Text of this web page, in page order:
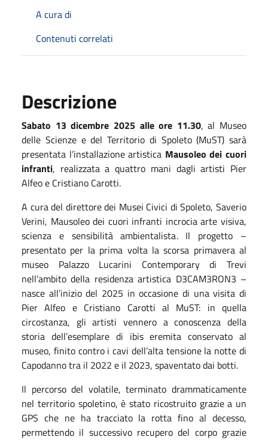
A cura di
Contenuti correlati
Descrizione
Sabato 13 dicembre 2025 alle ore 11.30, al Museo
delle Scienze e del Territorio di Spoleto (MuST) sarà
presentata l’installazione artistica Mausoleo dei cuori
infranti, realizzata a quattro mani dagli artisti Pier
Alfeo e Cristiano Carotti.
A cura del direttore dei Musei Civici di Spoleto, Saverio
Verini, Mausoleo dei cuori infranti incrocia arte visiva,
scienza e sensibilità ambientalista. Il progetto –
presentato per la prima volta la scorsa primavera al
museo Palazzo Lucarini Contemporary di Trevi
nell’ambito della residenza artistica D3CAM3RON3 –
nasce all’inizio del 2025 in occasione di una visita di
Pier Alfeo e Cristiano Carotti al MuST: in quella
circostanza, gli artisti vennero a conoscenza della
storia dell’esemplare di ibis eremita conservato al
museo, finito contro i cavi dell’alta tensione la notte di
Capodanno tra il 2022 e il 2023, spaventato dai botti.
Il percorso del volatile, terminato drammaticamente
nel territorio spoletino, è stato ricostruito grazie a un
GPS che ne ha tracciato la rotta fino al decesso,
permettendo il successivo recupero del corpo grazie